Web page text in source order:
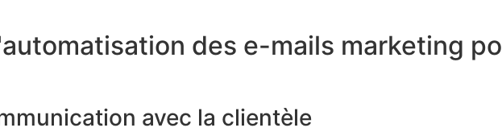
des e-mails marketing
avec la clientèle